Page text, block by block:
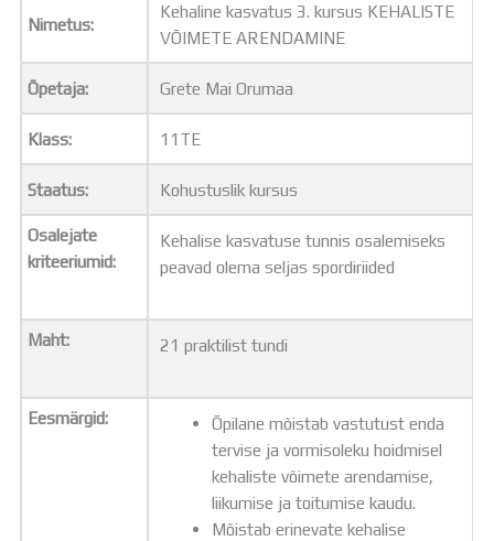
Ainepassid
Huviringid
Õpilastööd (UPT)
Distantsõpe
Kodukord
Projektid
ÜLDINFO
Sisseastumine
Dokumendid
Uudised
Toitlustamine
Õpilasesindus
Tööpakkumised
Nimetus:
Kehaline kasvatus 3. kursus KEHALISTE
VÕIMETE ARENDAMINE
Õpetaja: Grete Mai Orumaa
Klass: 11TE
Staatus: Kohustuslik kursus
Osalejate
kriteeriumid:
Kehalise kasvatuse tunnis osalemiseks
peavad olema seljas spordiriided
Maht: 21 praktilist tundi
Eesmärgid:
Õpilane mõistab vastutust enda
tervise ja vormisoleku hoidmisel
kehaliste võimete arendamise,
liikumise ja toitumise kaudu.
Mõistab erinevate kehalise